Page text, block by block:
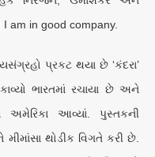
am in good company.
પ્રકટ થયા છે ‘કંદરા’
ભારતમાં રચાયા છે અને
આવ્યાં. પુસ્તકની
મીમાંસા થોડીક વિગતે કરી છે.